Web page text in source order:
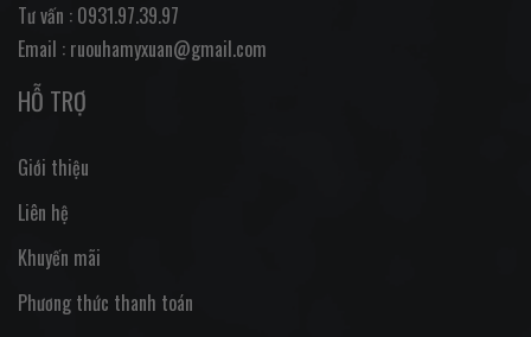
Tư vấn : 0931.97.39.97
Email : ruouhamyxuan@gmail.com
HỖ TRỢ
Giới thiệu
Liên hệ
Khuyến mãi
Phương thức thanh toán